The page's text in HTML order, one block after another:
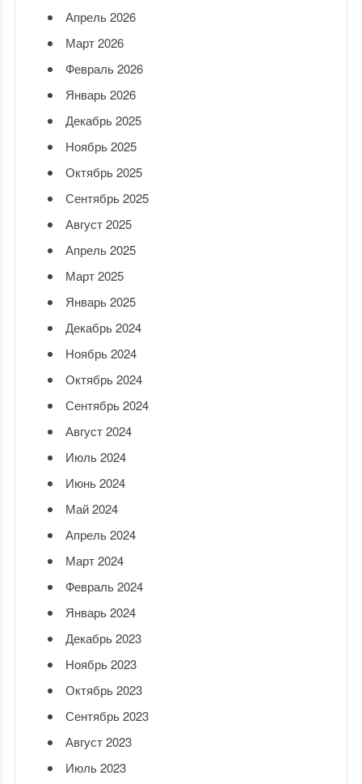
Апрель 2026
Март 2026
Февраль 2026
Январь 2026
Декабрь 2025
Ноябрь 2025
Октябрь 2025
Сентябрь 2025
Август 2025
Апрель 2025
Март 2025
Январь 2025
Декабрь 2024
Ноябрь 2024
Октябрь 2024
Сентябрь 2024
Август 2024
Июль 2024
Июнь 2024
Май 2024
Апрель 2024
Март 2024
Февраль 2024
Январь 2024
Декабрь 2023
Ноябрь 2023
Октябрь 2023
Сентябрь 2023
Август 2023
Июль 2023